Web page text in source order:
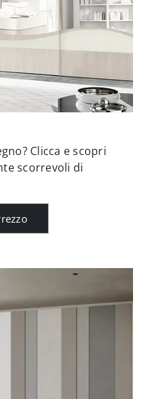
Clicca e scopri
scorrevoli di